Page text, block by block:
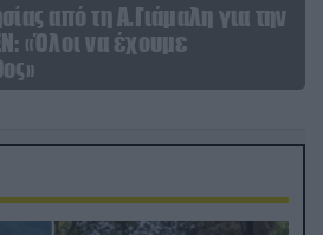
από τη Α.Γιάμαλη για την
«Όλοι να έχουμε